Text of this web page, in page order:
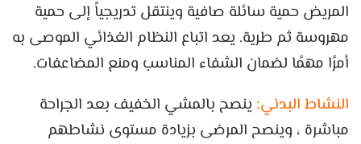
المريض حمية سائلة صافية وينتقل تدريجياً إلى حمية
مهروسة ثم طرية. يعد اتباع النظام الغذائي الموصى به
أمرًا مهمًا لضمان الشفاء المناسب ومنع المضاعفات.
النشاط البدني: ينصح بالمشي الخفيف بعد الجراحة
مباشرة ، وينصح المرضى بزيادة مستوى نشاطهم